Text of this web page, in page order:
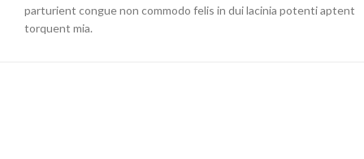
parturient congue non commodo felis in dui lacinia potenti aptent
torquent mia.